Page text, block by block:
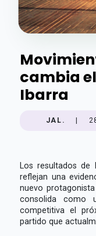
cambia
Ibarra
JAL.
Los resultados de
reflejan una
nuevo
consolida como
competitiva el
partido que